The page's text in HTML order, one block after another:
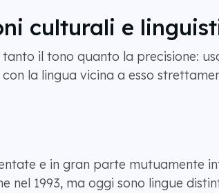
culturali e
il tono quanto la precisione:
la lingua vicina a esso
e in gran parte mutuamente
nel 1993, ma oggi sono lingue